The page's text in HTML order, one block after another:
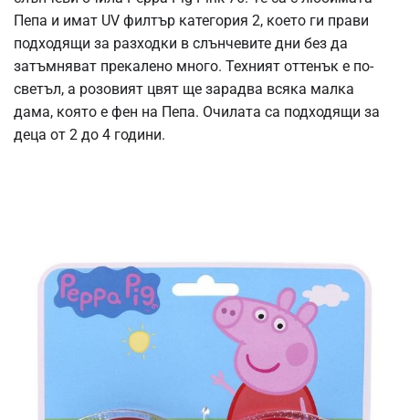
Пепа и имат UV филтър категория 2, което ги прави
подходящи за разходки в слънчевите дни без да
затъмняват прекалено много. Техният оттенък е по-
светъл, а розовият цвят ще зарадва всяка малка
дама, която е фен на Пепа. Очилата са подходящи за
деца от 2 до 4 години.